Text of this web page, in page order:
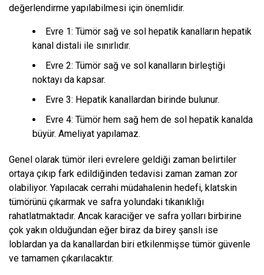
değerlendirme yapılabilmesi için önemlidir.
Evre 1: Tümör sağ ve sol hepatik kanalların hepatik
kanal distali ile sınırlıdır.
Evre 2: Tümör sağ ve sol kanalların birleştiği
noktayı da kapsar.
Evre 3: Hepatik kanallardan birinde bulunur.
Evre 4: Tümör hem sağ hem de sol hepatik kanalda
büyür. Ameliyat yapılamaz.
Genel olarak tümör ileri evrelere geldiği zaman belirtiler
ortaya çıkıp fark edildiğinden tedavisi zaman zaman zor
olabiliyor. Yapılacak cerrahi müdahalenin hedefi, klatskin
tümörünü çıkarmak ve safra yolundaki tıkanıklığı
rahatlatmaktadır. Ancak karaciğer ve safra yolları birbirine
çok yakın olduğundan eğer biraz da birey şanslı ise
loblardan ya da kanallardan biri etkilenmişse tümör güvenle
ve tamamen çıkarılacaktır.